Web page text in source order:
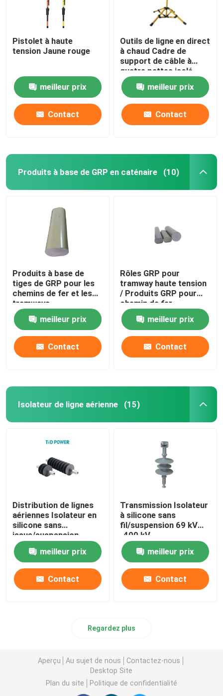
Pistolet à haute
tension Jaune rouge
meilleur prix
Contact
Outils de ligne en direct
à chaud Cadre de
support de câble à
quatre pattes isolé
meilleur prix
Contact
Produits à base de GRP en caténaire (10)
Produits à base de
tiges de GRP pour les
chemins de fer et les
tramways
meilleur prix
Contact
Rôles GRP pour
tramway haute tension
/ Produits GRP pour
chemin de fer
meilleur prix
Contact
Isolateur de ligne aérienne (15)
Distribution de lignes
aériennes Isolateur en
silicone sans
issue/suspension
11kV-69kV
meilleur prix
Contact
Transmission Isolateur
à silicone sans
fil/suspension 69 kV
-400 kV
meilleur prix
Contact
Regardez plus
Aperçu Au sujet de nous
Contactez-nous
Desktop Site
Plan du site
Politique de confidentialité